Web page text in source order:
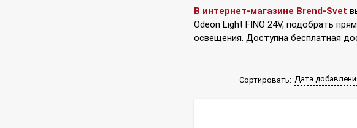
В интернет-магазине Brend-Svet
Odeon Light FINO 24V, подобрать
освещения. Доступна бесплатная
Сортировать: Дата